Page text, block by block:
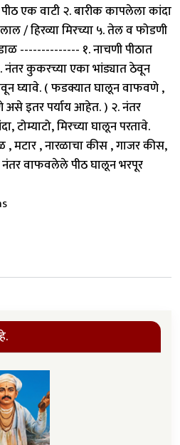
पीठ एक वाटी २. बारीक कापलेला कांदा
/ हिरव्या मिरच्या ५. तेल व फोडणी
-------------- १. नाचणी पीठात
नंतर कुकरच्या एका भांड्यात ठेवून
घ्यावे. ( फडक्यात घालून वाफवणे ,
असे इतर पर्याय आहेत. ) २. नंतर
टोम्याटो, मिरच्या घालून परतावे.
मटार , नारळाचा कीस , गाजर कीस,
वाफवलेले पीठ घालून भरपूर